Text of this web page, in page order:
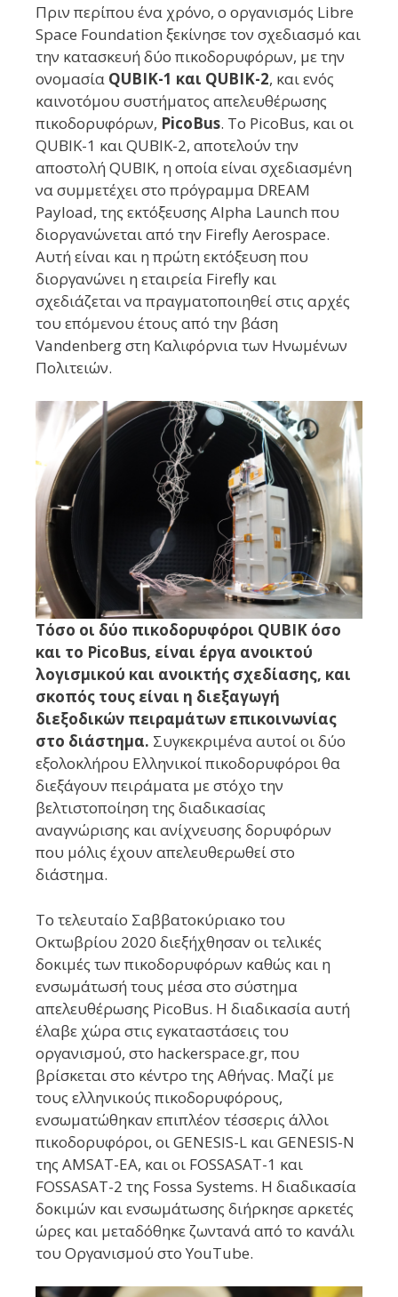
Πριν περίπου ένα χρόνο, ο οργανισμός Libre
Space Foundation ξεκίνησε τον σχεδιασμό και
την κατασκευή δύο πικοδορυφόρων, με την
ονομασία QUBIK-1 και QUBIK-2, και ενός
καινοτόμου συστήματος απελευθέρωσης
πικοδορυφόρων, PicoBus. Το PicoBus, και οι
QUBIK-1 και QUBIK-2, αποτελούν την
αποστολή QUBIK, η οποία είναι σχεδιασμένη
να συμμετέχει στο πρόγραμμα DREAM
Payload, της εκτόξευσης Alpha Launch που
διοργανώνεται από την Firefly Aerospace.
Αυτή είναι και η πρώτη εκτόξευση που
διοργανώνει η εταιρεία Firefly και
σχεδιάζεται να πραγματοποιηθεί στις αρχές
του επόμενου έτους από την βάση
Vandenberg στη Καλιφόρνια των Ηνωμένων
Πολιτειών.
Τόσο οι δύο πικοδορυφόροι QUBIK όσο
και το PicoBus, είναι έργα ανοικτού
λογισμικού και ανοικτής σχεδίασης, και
σκοπός τους είναι η διεξαγωγή
διεξοδικών πειραμάτων επικοινωνίας
στο διάστημα. Συγκεκριμένα αυτοί οι δύο
εξολοκλήρου Ελληνικοί πικοδορυφόροι θα
διεξάγουν πειράματα με στόχο την
βελτιστοποίηση της διαδικασίας
αναγνώρισης και ανίχνευσης δορυφόρων
που μόλις έχουν απελευθερωθεί στο
διάστημα.
Το τελευταίο Σαββατοκύριακο του
Οκτωβρίου 2020 διεξήχθησαν οι τελικές
δοκιμές των πικοδορυφόρων καθώς και η
ενσωμάτωσή τους μέσα στο σύστημα
απελευθέρωσης PicoBus. H διαδικασία αυτή
έλαβε χώρα στις εγκαταστάσεις του
οργανισμού, στο hackerspace.gr, που
βρίσκεται στο κέντρο της Αθήνας. Μαζί με
τους ελληνικούς πικοδορυφόρους,
ενσωματώθηκαν επιπλέον τέσσερις άλλοι
πικοδορυφόροι, οι GENESIS-L και GENESIS-N
της AMSAT-EA, και oι FOSSASAT-1 και
FOSSASAT-2 της Fossa Systems. Η διαδικασία
δοκιμών και ενσωμάτωσης διήρκησε αρκετές
ώρες και μεταδόθηκε ζωντανά από το κανάλι
του Οργανισμού στο YouTube.